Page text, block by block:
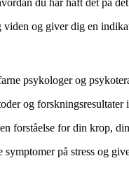
og giver dig en
psykologer og
og forskningsresultater
forståelse for din krop,
på stress og